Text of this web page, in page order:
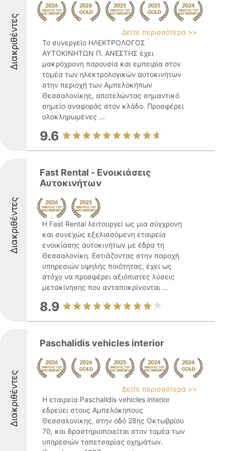
Διακριθέντες
Δείτε περισσότερα >>
Το συνεργείο ΗΛΕΚΤΡΟΛΟΓΟΣ
ΑΥΤΟΚΙΝΗΤΩΝ Π. ΑΝΕΣΤΗΣ έχει
μακρόχρονη παρουσία και εμπειρία στον
τομέα των ηλεκτρολογικών αυτοκινήτων
στην περιοχή των Αμπελοκήπων
Θεσσαλονίκης, αποτελώντας σημαντικό
σημείο αναφοράς στον κλάδο. Προσφέρει
ολοκληρωμένες ...
9.6
Διακριθέντες
Fast Rental - Ενοικιάσεις
Αυτοκινήτων
Η Fast Rental λειτουργεί ως μια σύγχρονη
και συνεχώς εξελισσόμενη εταιρεία
ενοικίασης αυτοκινήτων με έδρα τη
Θεσσαλονίκη. Εστιάζοντας στην παροχή
υπηρεσιών υψηλής ποιότητας, έχει ως
στόχο να προσφέρει αξιόπιστες λύσεις
μετακίνησης που ανταποκρίνονται ...
8.9
Διακριθέντες
Paschalidis vehicles interior
Δείτε περισσότερα >>
Η εταιρεία Paschalidis vehicles interior
εδρεύει στους Αμπελόκηπους
Θεσσαλονίκης, στην οδό 28ης Οκτωβρίου
70, και δραστηριοποιείται στον τομέα των
υπηρεσιών ταπετσαρίας οχημάτων.